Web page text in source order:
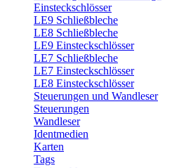
Einsteckschlösser
LE9 Schließbleche
LE8 Schließbleche
LE9 Einsteckschlösser
LE7 Schließbleche
LE7 Einsteckschlösser
LE8 Einsteckschlösser
Steuerungen und Wandleser
Steuerungen
Wandleser
Identmedien
Karten
Tags